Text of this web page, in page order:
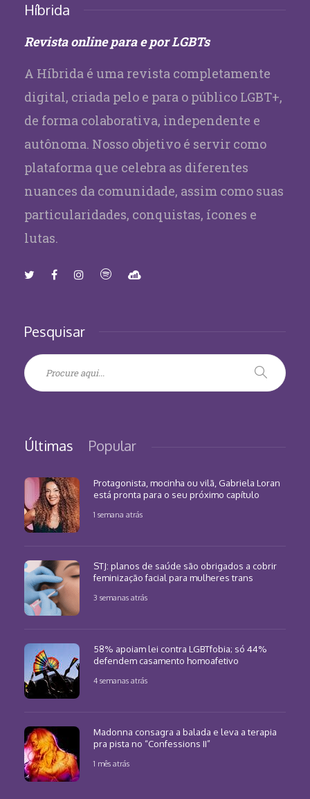
Híbrida
Revista online para e por LGBTs
A Híbrida é uma revista completamente
digital, criada pelo e para o público LGBT+,
de forma colaborativa, independente e
autônoma. Nosso objetivo é servir como
plataforma que celebra as diferentes
nuances da comunidade, assim como suas
particularidades, conquistas, ícones e
lutas.
Pesquisar
Últimas Popular
Protagonista, mocinha ou vilã, Gabriela Loran
está pronta para o seu próximo capítulo
1 semana atrás
STJ: planos de saúde são obrigados a cobrir
feminização facial para mulheres trans
3 semanas atrás
58% apoiam lei contra LGBTfobia; só 44%
defendem casamento homoafetivo
4 semanas atrás
Madonna consagra a balada e leva a terapia
pra pista no “Confessions II”
1 mês atrás